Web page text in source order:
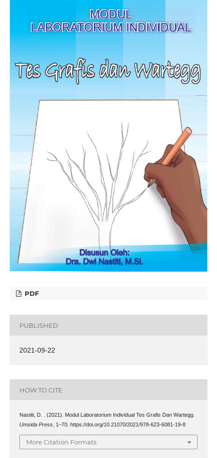
PDF
PUBLISHED
2021-09-22
HOW TO CITE
Nastiti, D. . (2021). Modul Laboratorium Individual Tes Grafis Dan Wartegg.
Umsida Press, 1–70. https://doi.org/10.21070/2021/978-623-6081-19-8
More Citation Formats